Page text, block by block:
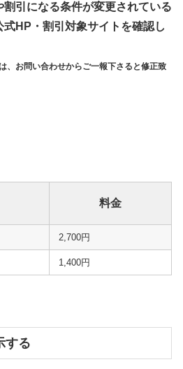
引になる条件が変更されている
HP・割引対象サイトを確認し
、お問い合わせからご一報下さると修正致
料金
2,700円
1,400円
する